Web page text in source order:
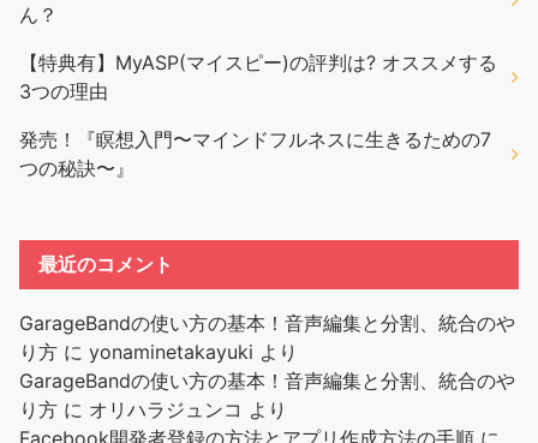
ん？
【特典有】MyASP(マイスピー)の評判は? オススメする
3つの理由
発売！『瞑想入門〜マインドフルネスに生きるための7
つの秘訣〜』
最近のコメント
GarageBandの使い方の基本！音声編集と分割、統合のや
り方 に yonaminetakayuki より
GarageBandの使い方の基本！音声編集と分割、統合のや
り方 に オリハラジュンコ より
Facebook開発者登録の方法とアプリ作成方法の手順 に